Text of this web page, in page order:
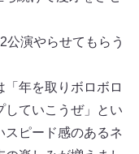
公演やらせてもらう
「年を取りボロボロ
していこうぜ」とい
スピード感のあるネ